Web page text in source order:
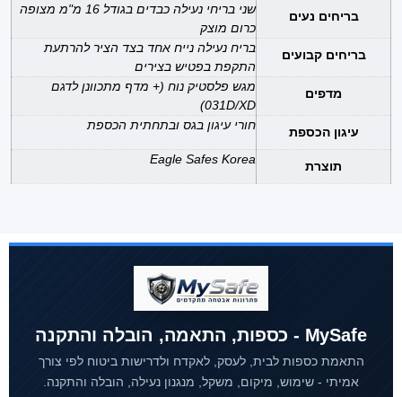
בריחים נעים
שני בריחי נעילה כבדים בגודל 16 מ"מ מצופה
כרום מוצק
בריחים קבועים
בריח נעילה נייח אחד בצד הציר להרתעת
התקפת בפטיש בצירים
מדפים
מגש פלסטיק נוח (+ מדף מתכוונן לדגם
031D/XD)
עיגון הכספת
חורי עיגון בגס ובתחתית הכספת
תוצרת Eagle Safes Korea
MySafe - כספות, התאמה, הובלה והתקנה
התאמת כספות לבית, לעסק, לאקדח ולדרישות ביטוח לפי צורך
אמיתי - שימוש, מיקום, משקל, מנגנון נעילה, הובלה והתקנה.